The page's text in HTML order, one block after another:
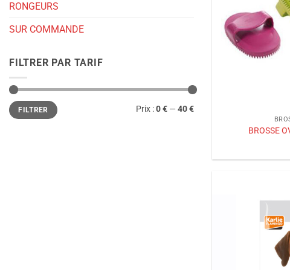
RONGEURS
SUR COMMANDE
FILTRER PAR TARIF
Prix
min
Prix
maxFILTRER Prix :0 € — 40 €
BROSSE